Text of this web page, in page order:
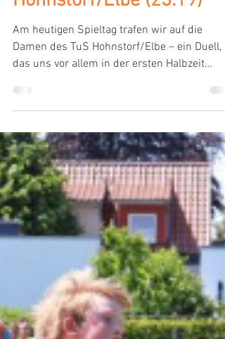
Spielbericht TSV Auetal -
Hohnstorf/Elbe (23:19)
Damen des TuS Hohnstorf/Elbe – ein Duell,
das uns vor allem in der ersten Halbzeit
einiges abverlangte. Von Beginn an fanden
nur schwer in die Partie: Unkonzentrierte
Pässe, überhastete Abschlüsse und zu wenig
Bewegung im Angriff machten es uns
Lücken zu finden und klare Torchancen
herauszuspielen. So liefen wir über weite
Strecken der ersten Hälfte einem Rückstand
hinterher und gingen mit einem knappen 8:9
in die Halbzeitpa